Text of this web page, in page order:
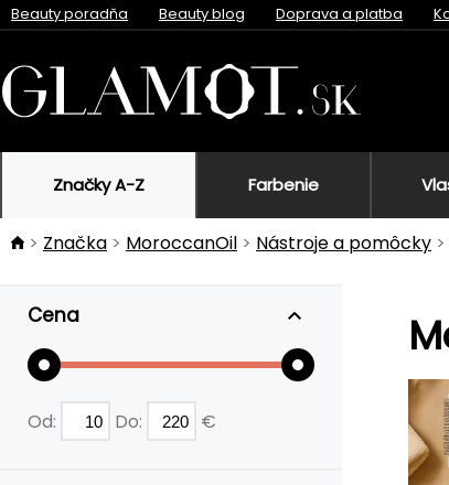
Beauty poradňa Beauty blog Doprava a platba
Značky A-Z Farbenie
Značka MoroccanOil Nástroje a pomôcky
Cena
Od: Do: €